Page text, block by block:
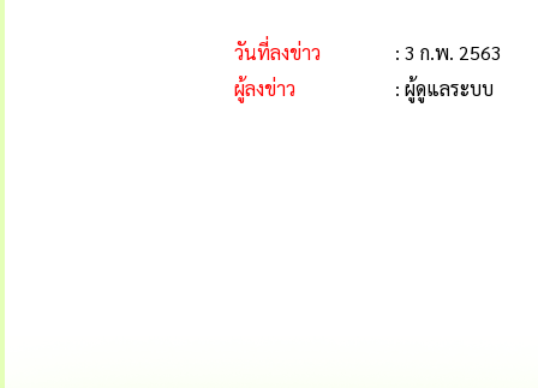
วันที่ลงข่าว
: 3 ก.พ. 2563
ผู้ลงข่าว
: ผู้ดูแลระบบ